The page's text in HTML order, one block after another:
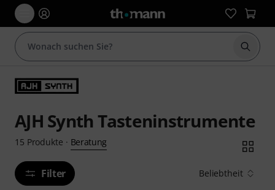
Suche
AJH Synth Tasteninstrumente
15 Produkte · Beratung
Filter Beliebtheit